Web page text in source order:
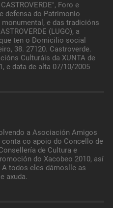
Foro e
defensa do Patrimonio
e das tradicións
(LUGO), a
ten o Domicilio social
38. 27120. Castroverde.
Culturáis da XUNTA de
e data de alta 07/10/2005
a Asociación Amigos
co apoio do Concello de
de Cultura e
do Xacobeo 2010, así
todos eles dámoslle as
axuda.